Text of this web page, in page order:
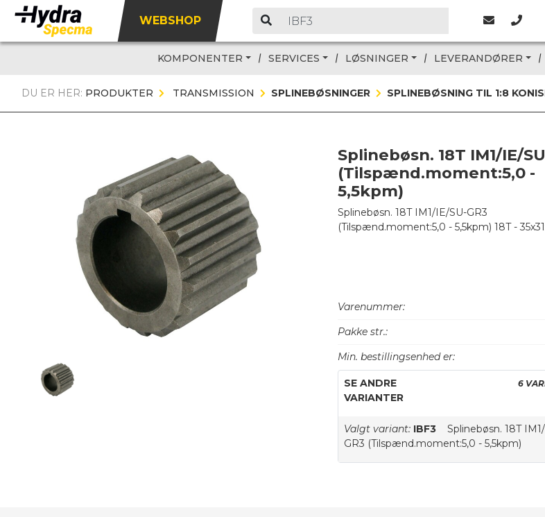
WEBSHOP
KOMPONENTER SERVICES LØSNINGER LEVERANDØRER
DU ER HER: PRODUKTER TRANSMISSION SPLINEBØSNINGER SPLINEBØSNING TIL 1:8
Splinebøsn. 18T IM1/IE/
(Tilspænd.moment:5,0 -
5,5kpm)
Splinebøsn. 18T IM1/IE/SU-GR3
(Tilspænd.moment:5,0 - 5,5kpm) 18T -
Varenummer:
Pakke str.:
Min. bestillingsenhed er:
SE ANDRE
VARIANTER
6
Valgt variant: IBF3
Splinebøsn. 18T
GR3 (Tilspænd.moment:5,0 - 5,5kpm)